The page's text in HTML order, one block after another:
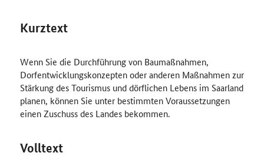
Kurztext
Wenn Sie die Durchführung von Baumaßnahmen,
Dorfentwicklungskonzepten oder anderen Maßnahmen zur
Stärkung des Tourismus und dörflichen Lebens im Saarland
planen, können Sie unter bestimmten Voraussetzungen
einen Zuschuss des Landes bekommen.
Volltext